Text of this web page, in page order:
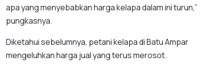
apa yang menyebabkan harga kelapa dalam ini turun,”
pungkasnya.
Diketahui sebelumnya, petani kelapa di Batu Ampar
mengeluhkan harga jual yang terus merosot.